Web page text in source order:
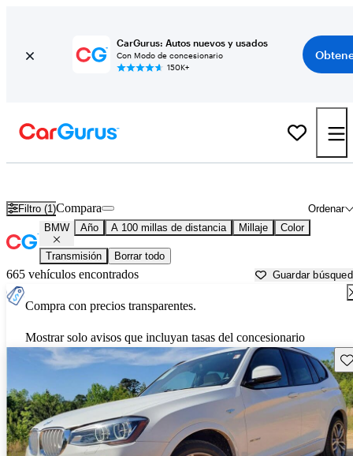
CarGurus: Autos nuevos y usados
Con Modo de concesionario
150K+
Filtro (1) Ordenar
Compara
BMW Año A 100 millas de distancia Millaje Color
Transmisión Borrar todo
665 vehículos encontrados Guardar
Compra con precios transparentes.
Mostrar solo avisos que incluyan tasas del concesionario